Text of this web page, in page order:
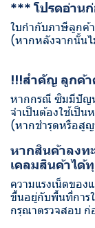
*** โปรดอ่าน
ใบกำกับภาษีลูกค้
(หากหลังจากนั้น
!!!สำคัญ ลูกค้า
หากกรณี ซิมมีปัญ
จำเป็นต้องใช้เป็น
(หากชำรุดหรือสู
หากสินค้าลงท
เคลมสินค้าได้
ความแรงเน็ตของ
ขึ้นอยู่กับพื้นที่การ
กรุณาตรวจสอบ